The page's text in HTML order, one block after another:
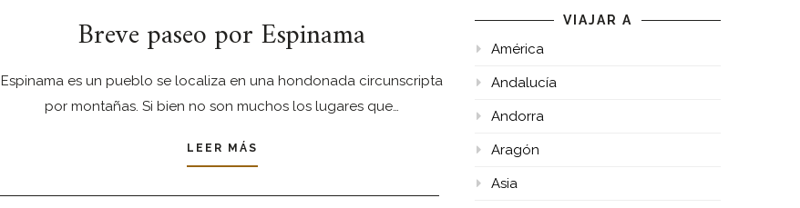
Breve paseo por Espinama
Espinama es un pueblo se localiza en una hondonada circunscripta
por montañas. Si bien no son muchos los lugares que…
LEER MÁS
VIAJAR A
América
Andalucía
Andorra
Aragón
Asia